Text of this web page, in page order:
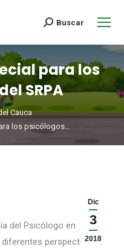
Buscar
para los
SRPA
Cauca
los psicólogos…
Dic
3
2018
del Psicólogo en
perspectivas